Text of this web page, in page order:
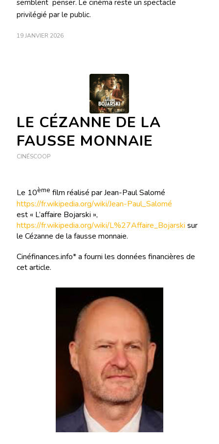
semblent penser. Le cinéma reste un spectacle
privilégié par le public.
19 JANVIER 2026
LE CÉZANNE DE LA
FAUSSE MONNAIE
CINÉSCOOP
Le 10ème film réalisé par Jean-Paul Salomé
https://fr.wikipedia.org/wiki/Jean-Paul_Salomé
est « L’affaire Bojarski »,
https://fr.wikipedia.org/wiki/L%27Affaire_Bojarski sur
le Cézanne de la fausse monnaie.
Cinéfinances.info* a fourni les données financières de
cet article.